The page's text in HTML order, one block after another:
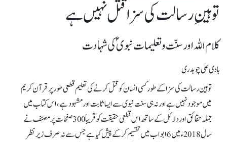
توہینِ رسالت کی سزا قتل نہیں ہے
کلام اللہ اور سنّت و تعلیمات نبوی ؐ کی شہادت
ہادی علی چوہدری
توہین رسالت کی سزا کے طورکسی انسان کو قتل کرنے کی تعلیم قطعی طور پر قرآن کریم
میں موجود نہیں ہے اور نہ ہی سنت نبوی سے ایسا ثابت اور مشہود ہے، اس کتاب میں
جملہ حقائق اور دلائل کے ساتھ اس قطعی حقیقت کو قریباً 300 صفحات پر مصنف نے
سال 2018ء میں 6 ابواب میں تقسیم کرکے پیش کیا ہے جس سے نہ صرف زیر نظر